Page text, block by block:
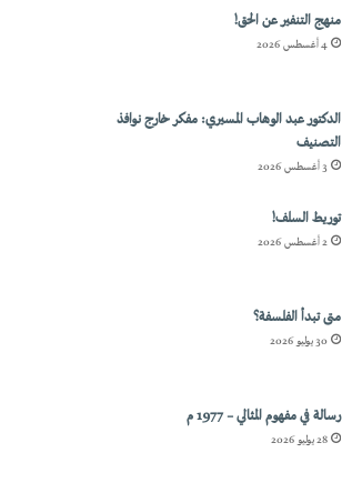
منهج التنفير عن الحق!
4 أغسطس 2026
الدكتور عبد الوهاب المسيري: مفكر خارج نوافذ
التصنيف
3 أغسطس 2026
توريط السلف!
2 أغسطس 2026
متى تبدأ الفلسفة؟
30 يوليو 2026
رسالة في مفهوم المثالي – 1977 م
28 يوليو 2026